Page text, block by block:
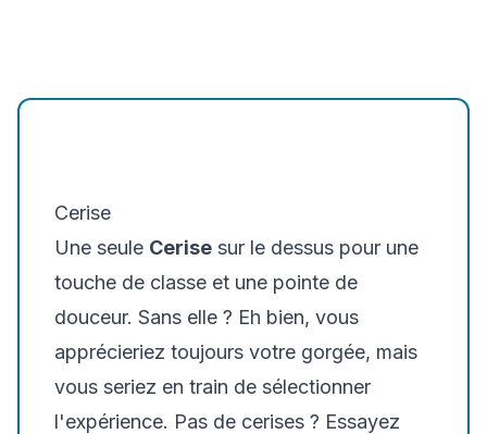
Cerise
Une seule Cerise sur le dessus pour une
touche de classe et une pointe de
douceur. Sans elle ? Eh bien, vous
apprécieriez toujours votre gorgée, mais
vous seriez en train de sélectionner
l'expérience. Pas de cerises ? Essayez